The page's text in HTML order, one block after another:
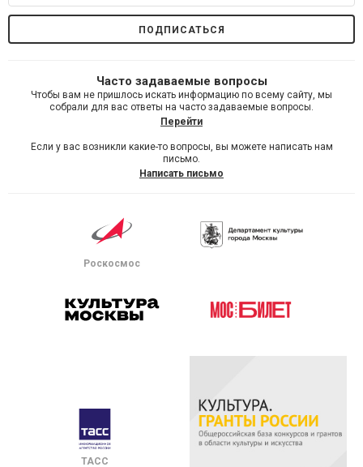
Часто задаваемые вопросы
Чтобы вам не пришлось искать информацию по всему сайту, мы
собрали для вас ответы на часто задаваемые вопросы.
Перейти
Если у вас возникли какие-то вопросы, вы можете написать нам
письмо.
Написать письмо
Роскосмос
ТАСС